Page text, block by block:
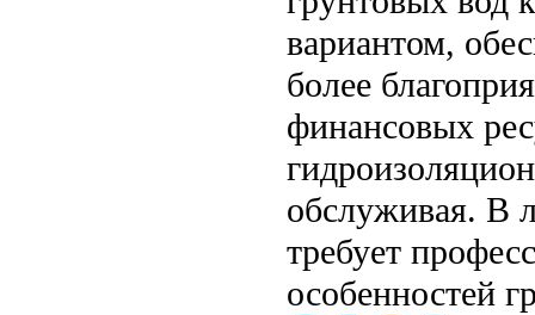
вариантом,
более
финансовых
обслуживая. В
требует
особенностей